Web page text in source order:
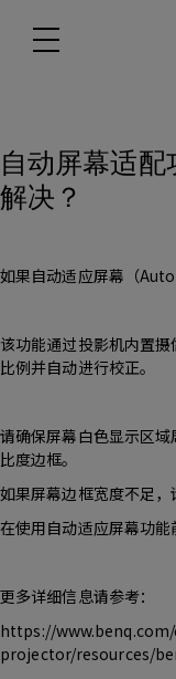
自动屏幕适
解决？
如果自动适应屏幕（
该功能通过投影机内置
比例并自动进行校正。
请确保屏幕白色显示区
比度边框。
如果屏幕边框宽度不足，
在使用自动适应屏幕功能
更多详细信息请参考：
https://
projector/resources/